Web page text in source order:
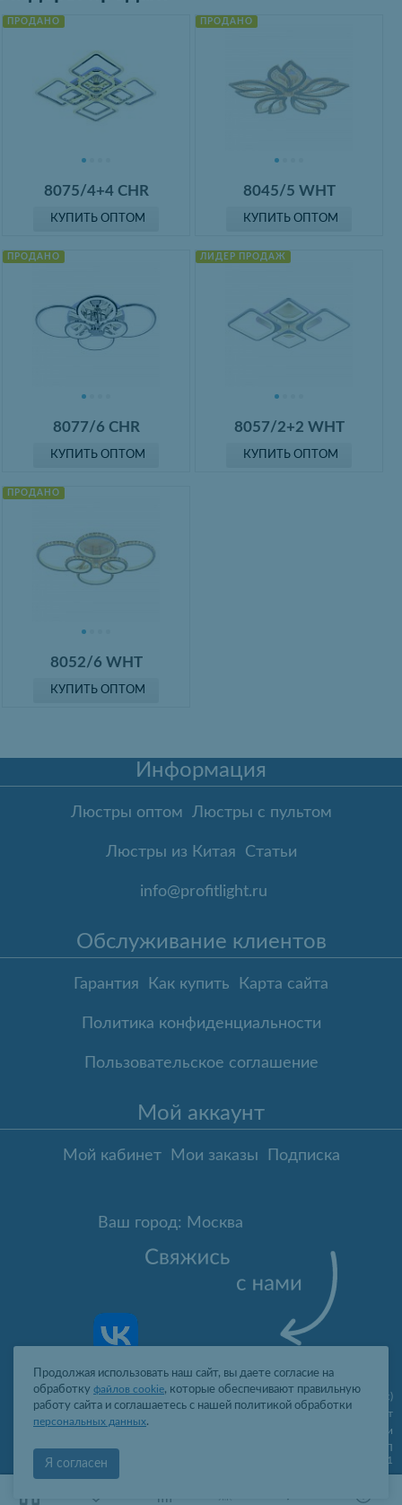
ПРОДАНО
8075/4+4 CHR
КУПИТЬ ОПТОМ
ПРОДАНО
8045/5 WHT
КУПИТЬ ОПТОМ
ПРОДАНО
8077/6 CHR
КУПИТЬ ОПТОМ
ЛИДЕР ПРОДАЖ
8057/2+2 WHT
КУПИТЬ ОПТОМ
ПРОДАНО
8052/6 WHT
КУПИТЬ ОПТОМ
Информация
Люстры оптом Люстры с пультом
Люстры из Китая Статьи
info@profitlight.ru
Обслуживание клиентов
Гарантия Как купить Карта сайта
Политика конфиденциальности
Пользовательское соглашение
Мой аккаунт
Мой кабинет Мои заказы Подписка
Ваш город: Москва
Москва
ул. Гарибальди, д.8, пом.I, комн.4 (юр. адрес)
09:00-19:00 пн-пт
2006-2026 © Профит Лайт Оптом люстры и светильники
ООО "ПРОФИТ ЛАЙТ", ОГРН 1077761388242, ИНН 7736566310, КПП
773601001
Продолжая использовать наш сайт, вы даете согласие на
обработку файлов cookie, которые обеспечивают правильную
работу сайта и соглашаетесь с нашей политикой обработки
персональных данных.
Я согласен